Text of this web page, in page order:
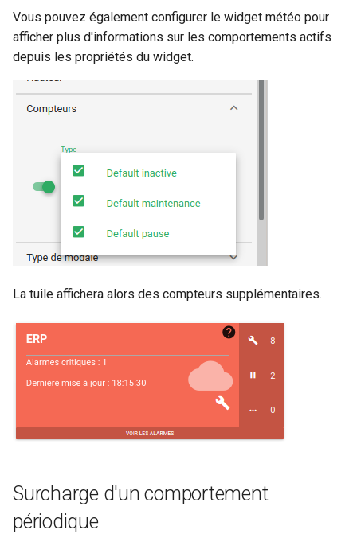
Vous pouvez également configurer le widget météo pour
afficher plus d'informations sur les comportements actifs
depuis les propriétés du widget.
La tuile affichera alors des compteurs supplémentaires.
Surcharge d'un comportement
périodique